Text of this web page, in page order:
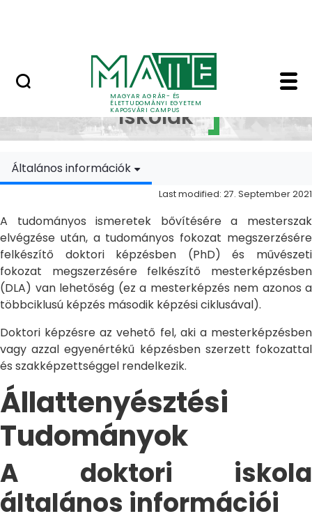
MAGYAR AGRÁR- ÉS
ÉLETTUDOMÁNYI EGYETEM
KAPOSVÁRI CAMPUS
Doktori Iskolák -
Doktori
Iskolák
Általános információk
Last modified: 27. September 2021
A tudományos ismeretek bővítésére a mesterszak
elvégzése után, a tudományos fokozat megszerzésére
felkészítő doktori képzésben (PhD) és művészeti
fokozat megszerzésére felkészítő mesterképzésben
(DLA) van lehetőség (ez a mesterképzés nem azonos a
többciklusú képzés második képzési ciklusával).
Doktori képzésre az vehető fel, aki a mesterképzésben
vagy azzal egyenértékű képzésben szerzett fokozattal
és szakképzettséggel rendelkezik.
Állattenyésztési
Tudományok
A doktori iskola
általános információi